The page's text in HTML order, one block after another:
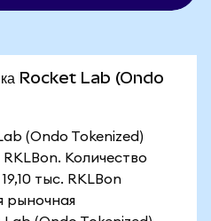
Rocket Lab (Ondo
(Ondo Tokenized)
RKLBon. Количество
тыс. RKLBon
рыночная